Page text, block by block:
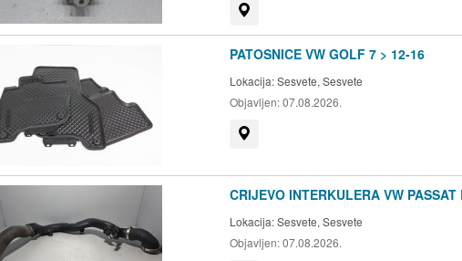
PATOSNICE VW GOLF 7 > 12-16
Lokacija:Sesvete, Sesvete
Objavljen:07.08.2026.
CRIJEVO INTERKULERA VW
Lokacija:Sesvete, Sesvete
Objavljen:07.08.2026.